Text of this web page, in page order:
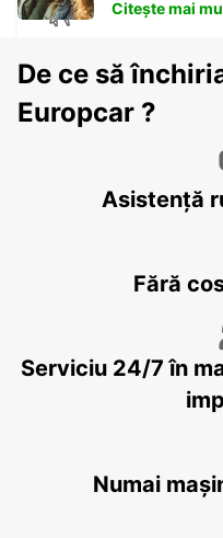
VILLA DE VALVERDE -
FUERTEVENTURA
PUERTO DEL ROSARIO
LANZAROTE
SAN BARTOLOME -
Citește mai
De ce să
Europcar ?
Asistență
Fără
Serviciu 24/7 în
Numai